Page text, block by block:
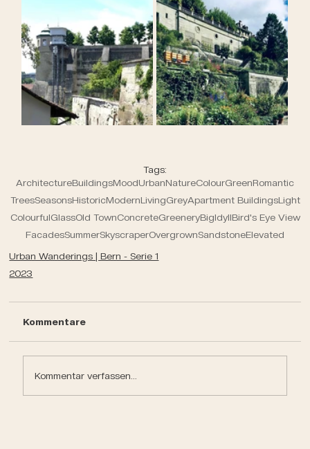
Tags:
ArchitectureBuildingsMoodUrbanNatureColourGreenRomantic
TreesSeasonsHistoricModernLivingGreyApartment BuildingsLight
ColourfulGlassOld TownConcreteGreeneryBigIdyllBird's Eye View
FacadesSummerSkyscraperOvergrownSandstoneElevated
Urban Wanderings | Bern - Serie 1
2023
Kommentare
Kommentar verfassen...